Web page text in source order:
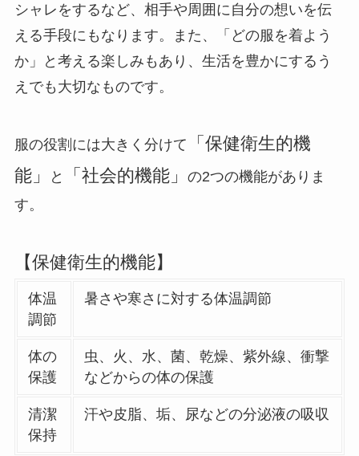
シャレをするなど、相手や周囲に自分の想いを伝
える手段にもなります。また、「どの服を着よう
か」と考える楽しみもあり、生活を豊かにするう
えでも大切なものです。
服の役割には大きく分けて
「保健衛生的機
能」
と 「社会的機能」
の2つの機能がありま
す。
【保健衛生的機能】
体温
調節
暑さや寒さに対する体温調節
体の
保護
虫、火、水、菌、乾燥、紫外線、衝撃
などからの体の保護
清潔
保持
汗や皮脂、垢、尿などの分泌液の吸収